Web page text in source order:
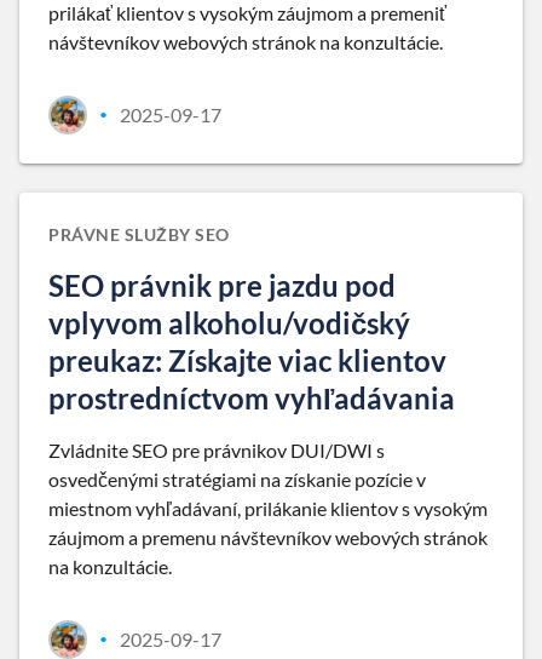
prilákať klientov s vysokým záujmom a premeniť
návštevníkov webových stránok na konzultácie.
• 2025-09-17
PRÁVNE SLUŽBY SEO
SEO právnik pre jazdu pod
vplyvom alkoholu/vodičský
preukaz: Získajte viac klientov
prostredníctvom vyhľadávania
Zvládnite SEO pre právnikov DUI/DWI s
osvedčenými stratégiami na získanie pozície v
miestnom vyhľadávaní, prilákanie klientov s vysokým
záujmom a premenu návštevníkov webových stránok
na konzultácie.
• 2025-09-17